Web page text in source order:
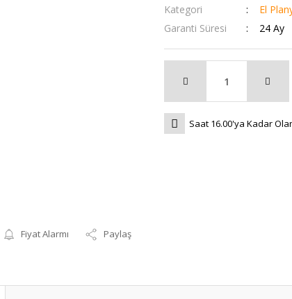
Fiyat Alarmı Paylaş
Kategori
El
Garanti Süresi
24 Ay
Saat 16.00'ya Kadar